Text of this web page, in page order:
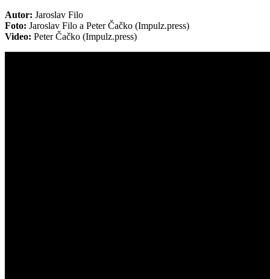
Autor: Jaroslav Filo
Foto: Jaroslav Filo a Peter Čačko (Impulz.press)
Video: Peter Čačko (Impulz.press)